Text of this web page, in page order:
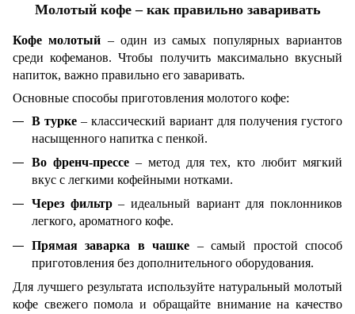
Молотый кофе – как правильно заваривать
Кофе молотый – один из самых популярных вариантов
среди кофеманов. Чтобы получить максимально вкусный
напиток, важно правильно его заваривать.
Основные способы приготовления молотого кофе:
В турке – классический вариант для получения густого
насыщенного напитка с пенкой.
Во френч-прессе– метод для тех, кто любит мягкий
вкус с легкими кофейными нотками.
Через фильтр– идеальный вариант для поклонников
легкого, ароматного кофе.
Прямая заварка в чашке – самый простой способ
приготовления без дополнительного оборудования.
Для лучшего результата используйте натуральный молотый
кофе свежего помола и обращайте внимание на качество